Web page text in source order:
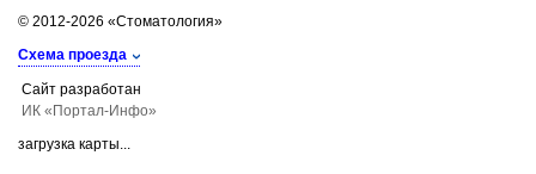
© 2012-2026 «Стоматология»
Схема проезда
Сайт разработан
ИК «Портал-Инфо»
загрузка карты...